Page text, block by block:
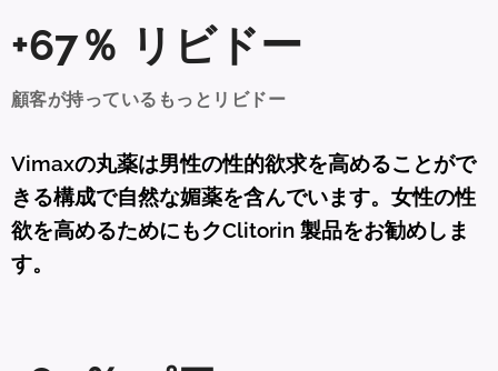
+67％ リビドー
顧客が持っているもっとリビドー
Vimaxの丸薬は男性の性的欲求を高めることがで
きる構成で自然な媚薬を含んでいます。女性の性
欲を高めるためにもクClitorin 製品をお勧めしま
す。